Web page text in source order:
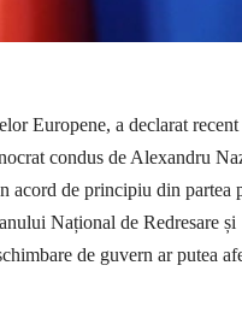
Europene, a declarat recent
condus de Alexandru
acord de principiu din partea
Național de Redresare și
de guvern ar putea